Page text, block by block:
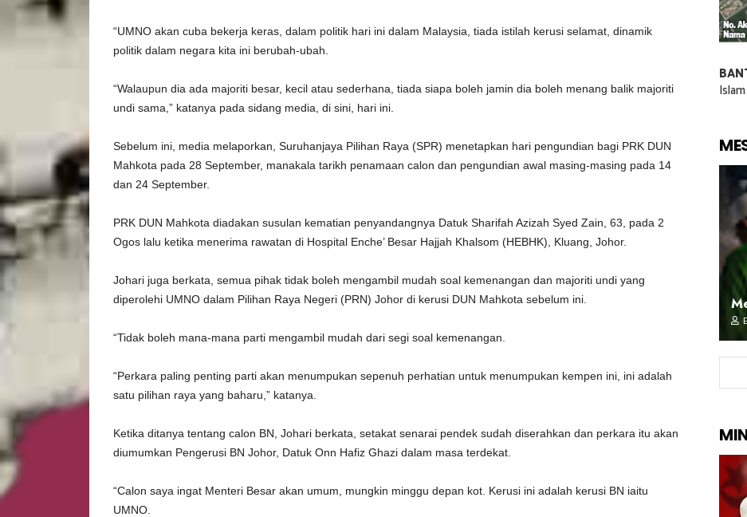
“UMNO akan cuba bekerja keras, dalam politik hari ini dalam Malaysia, tiada istilah kerusi selamat, dinamik
politik dalam negara kita ini berubah-ubah.
“Walaupun dia ada majoriti besar, kecil atau sederhana, tiada siapa boleh jamin dia boleh menang balik majoriti
undi sama,” katanya pada sidang media, di sini, hari ini.
Sebelum ini, media melaporkan, Suruhanjaya Pilihan Raya (SPR) menetapkan hari pengundian bagi PRK DUN
Mahkota pada 28 September, manakala tarikh penamaan calon dan pengundian awal masing-masing pada 14
dan 24 September.
PRK DUN Mahkota diadakan susulan kematian penyandangnya Datuk Sharifah Azizah Syed Zain, 63, pada 2
Ogos lalu ketika menerima rawatan di Hospital Enche’ Besar Hajjah Khalsom (HEBHK), Kluang, Johor.
Johari juga berkata, semua pihak tidak boleh mengambil mudah soal kemenangan dan majoriti undi yang
diperolehi UMNO dalam Pilihan Raya Negeri (PRN) Johor di kerusi DUN Mahkota sebelum ini.
“Tidak boleh mana-mana parti mengambil mudah dari segi soal kemenangan.
“Perkara paling penting parti akan menumpukan sepenuh perhatian untuk menumpukan kempen ini, ini adalah
satu pilihan raya yang baharu,” katanya.
Ketika ditanya tentang calon BN, Johari berkata, setakat senarai pendek sudah diserahkan dan perkara itu akan
diumumkan Pengerusi BN Johor, Datuk Onn Hafiz Ghazi dalam masa terdekat.
“Calon saya ingat Menteri Besar akan umum, mungkin minggu depan kot. Kerusi ini adalah kerusi BN iaitu
UMNO.